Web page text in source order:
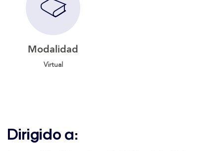
Modalidad
Virtual
Dirigido a: